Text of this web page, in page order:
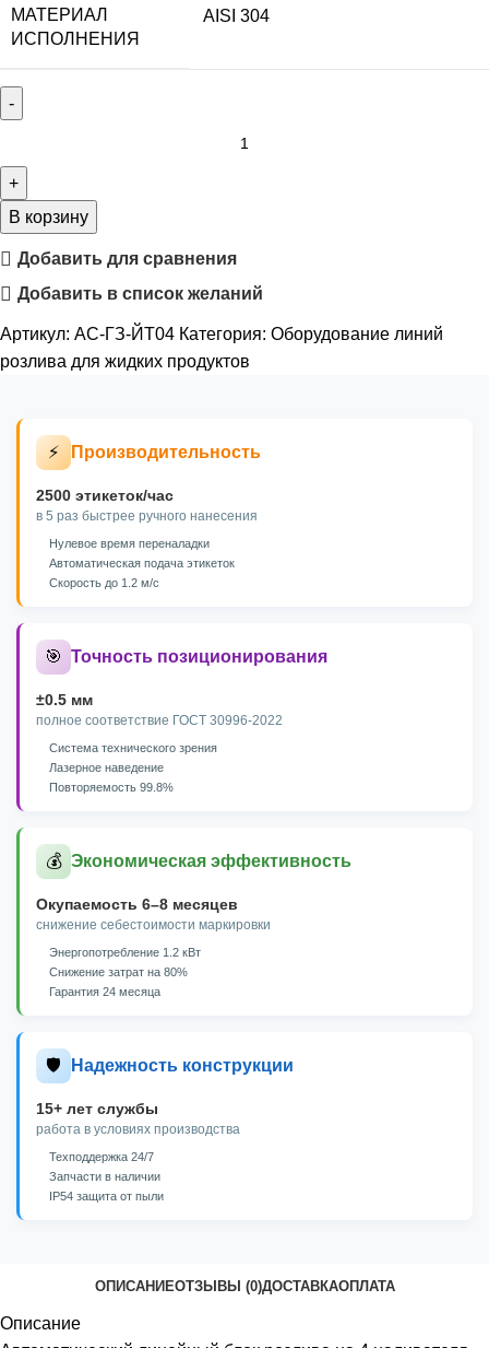
​​МАТЕРИАЛ
ИСПОЛНЕНИЯ
AISI 304
В корзину
Добавить для сравнения
Добавить в список желаний
Артикул: АС-ГЗ-ЙТ04 Категория: Оборудование линий
розлива для жидких продуктов
⚡ Производительность
2500 этикеток/час
в 5 раз быстрее ручного нанесения
Нулевое время переналадки
Автоматическая подача этикеток
Скорость до 1.2 м/с
🎯 Точность позиционирования
±0.5 мм
полное соответствие ГОСТ 30996-2022
Система технического зрения
Лазерное наведение
Повторяемость 99.8%
💰 Экономическая эффективность
Окупаемость 6–8 месяцев
снижение себестоимости маркировки
Энергопотребление 1.2 кВт
Снижение затрат на 80%
Гарантия 24 месяца
🛡️ Надежность конструкции
15+ лет службы
работа в условиях производства
Техподдержка 24/7
Запчасти в наличии
IP54 защита от пыли
ОПИСАНИЕОТЗЫВЫ (0)ДОСТАВКАОПЛАТА
Описание